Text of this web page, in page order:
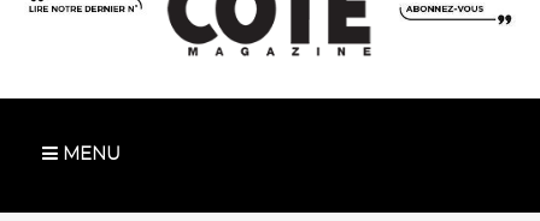
MENU